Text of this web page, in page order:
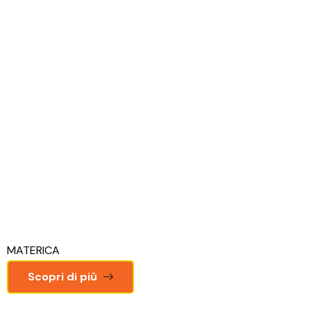
MATERICA
Scopri di più